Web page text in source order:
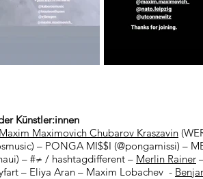
Künstler:innen
Maxim Maximovich Chubarov Kraszavin
) – PONGA MI$$I (@pongamissi) –
– #≠ / hashtagdifferent – Merlin Rainer
– Eliya Aran – Maxim Lobachev -